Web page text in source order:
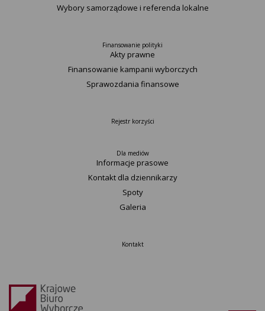
Wybory samorządowe i referenda lokalne
Finansowanie polityki
Akty prawne
Finansowanie kampanii wyborczych
Sprawozdania finansowe
Rejestr korzyści
Dla mediów
Informacje prasowe
Kontakt dla dziennikarzy
Spoty
Galeria
Kontakt